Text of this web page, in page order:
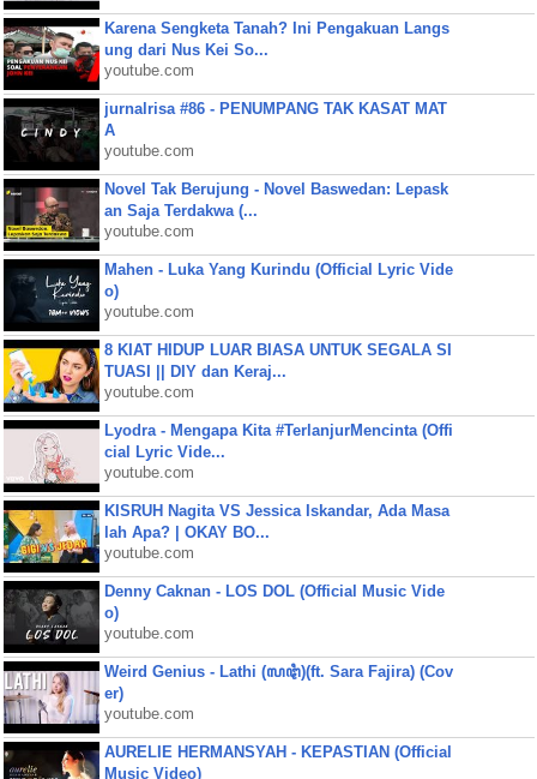
Karena Sengketa Tanah? Ini Pengakuan Langs
ung dari Nus Kei So...
youtube.com
jurnalrisa #86 - PENUMPANG TAK KASAT MAT
A
youtube.com
Novel Tak Berujung - Novel Baswedan: Lepask
an Saja Terdakwa (...
youtube.com
Mahen - Luka Yang Kurindu (Official Lyric Vide
o)
youtube.com
8 KIAT HIDUP LUAR BIASA UNTUK SEGALA SI
TUASI || DIY dan Keraj...
youtube.com
Lyodra - Mengapa Kita #TerlanjurMencinta (Offi
cial Lyric Vide...
youtube.com
KISRUH Nagita VS Jessica Iskandar, Ada Masa
lah Apa? | OKAY BO...
youtube.com
Denny Caknan - LOS DOL (Official Music Vide
o)
youtube.com
Weird Genius - Lathi (ꦭꦛꦶ)(ft. Sara Fajira) (Cov
er)
youtube.com
AURELIE HERMANSYAH - KEPASTIAN (Official
Music Video)